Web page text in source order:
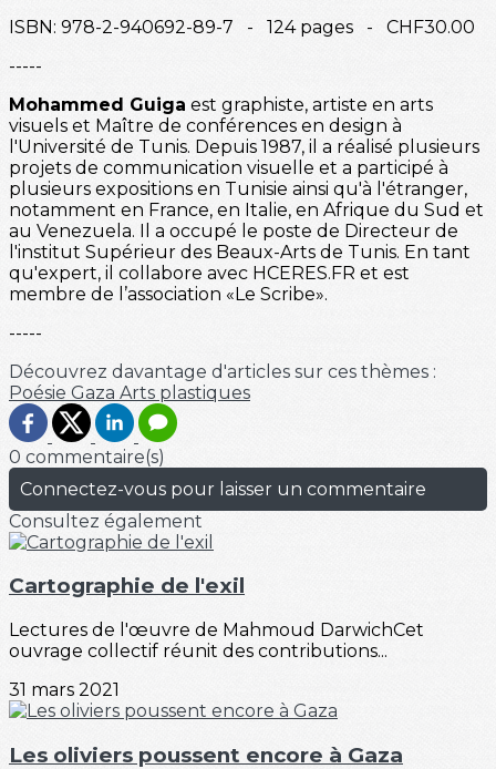
ISBN: 978-2-940692-89-7 - 124 pages - CHF30.00
-----
Mohammed Guiga est graphiste, artiste en arts
visuels et Maître de conférences en design à
l'Université de Tunis. Depuis 1987, il a réalisé plusieurs
projets de communication visuelle et a participé à
plusieurs expositions en Tunisie ainsi qu'à l'étranger,
notamment en France, en Italie, en Afrique du Sud et
au Venezuela. Il a occupé le poste de Directeur de
l'institut Supérieur des Beaux-Arts de Tunis. En tant
qu'expert, il collabore avec HCERES.FR et est
membre de l’association «Le Scribe».
-----
Découvrez davantage d'articles sur ces thèmes :
Poésie Gaza Arts plastiques
0 commentaire(s)
Connectez-vous pour laisser un commentaire
Consultez également
Cartographie de l'exil
Lectures de l'œuvre de Mahmoud DarwichCet
ouvrage collectif réunit des contributions...
31 mars 2021
Les oliviers poussent encore à Gaza